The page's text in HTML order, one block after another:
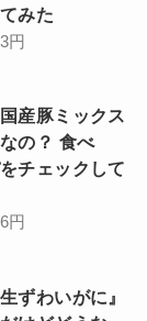
みた
円
産豚ミックス
の？ 食べ
チェックして
円
ずわいがに』